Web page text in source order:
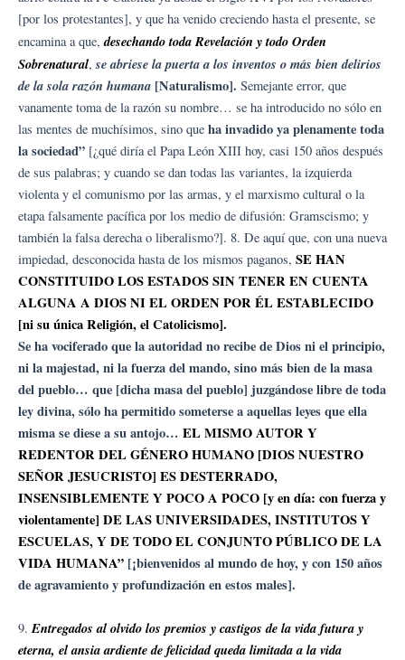
[por los protestantes], y que ha venido creciendo hasta el presente, se
encamina a que,desechando toda Revelación y todo Orden
Sobrenatural,se abriese la puerta a los inventos o más bien delirios
de la sola razón humana [Naturalismo]. Semejante error, que
vanamente toma de la razón su nombre… se ha introducido no sólo en
las mentes de muchísimos, sino que ha invadido ya plenamente toda
la sociedad” [¿qué diría el Papa León XIII hoy, casi 150 años después
de sus palabras; y cuando se dan todas las variantes, la izquierda
violenta y el comunismo por las armas, y el marxismo cultural o la
etapa falsamente pacífica por los medio de difusión: Gramscismo; y
también la falsa derecha o liberalismo?]. 8. De aquí que, con una nueva
impiedad, desconocida hasta de los mismos paganos, SE HAN
CONSTITUIDO LOS ESTADOS SIN TENER EN CUENTA
ALGUNA A DIOS NI EL ORDEN POR ÉL ESTABLECIDO
[ni su única Religión, el Catolicismo].
Se ha vociferado que la autoridad no recibe de Dios ni el principio,
ni la majestad, ni la fuerza del mando, sino más bien de la masa
del pueblo… que [dicha masa del pueblo] juzgándose libre de toda
ley divina, sólo ha permitido someterse a aquellas leyes que ella
misma se diese a su antojo… EL MISMO AUTOR Y
REDENTOR DEL GÉNERO HUMANO [DIOS NUESTRO
SEÑOR JESUCRISTO] ES DESTERRADO,
INSENSIBLEMENTE Y POCO A POCO [y en día: con fuerza y
violentamente] DE LAS UNIVERSIDADES, INSTITUTOS Y
ESCUELAS, Y DE TODO EL CONJUNTO PÚBLICO DE LA
VIDA HUMANA” [¡bienvenidos al mundo de hoy, y con 150 años
de agravamiento y profundización en estos males].
9. Entregados al olvido los premios y castigos de la vida futura y
eterna, el ansia ardiente de felicidad queda limitada a la vida